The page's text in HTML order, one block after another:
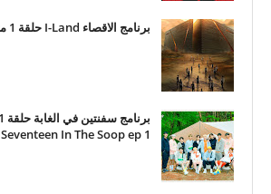
برنامج الاقصاء I-Land حلقة 1 مترجمة للعربية
Seventeen In The Soop ep 1